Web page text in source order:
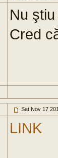
Nu
Cred
Sat Nov 17
LINK